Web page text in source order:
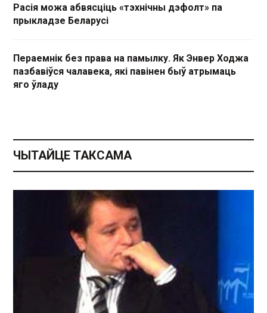
Расія можа абвясціць «тэхнічны дэфолт» па
прыкладзе Беларусі
Пераемнік без права на памылку. Як Энвер Ходжа
пазбавіўся чалавека, які павінен быў атрымаць
яго ўладу
ЧЫТАЙЦЕ ТАКСАМА